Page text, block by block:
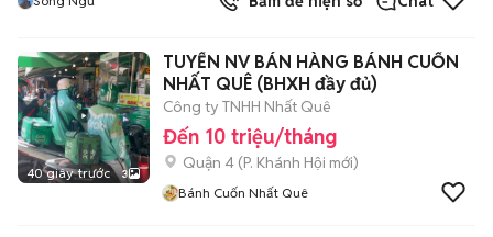
40 giây trước 3
TUYỂN NV BÁN HÀNG BÁNH CUỐN
NHẤT QUÊ (BHXH đầy đủ)
Công ty TNHH Nhất Quê
Đến 10 triệu/tháng
Quận 4 (P. Khánh Hội mới)
Bánh Cuốn Nhất Quê